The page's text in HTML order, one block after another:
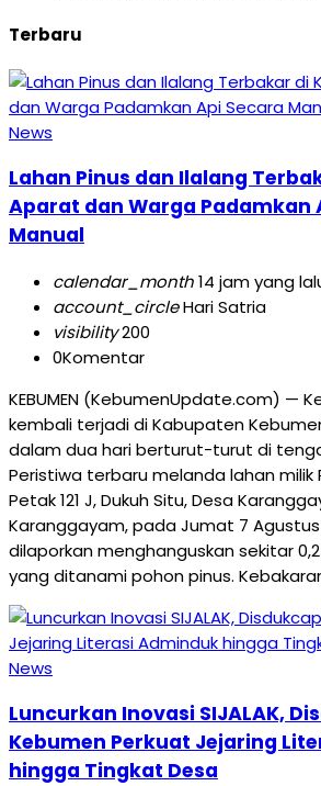
Terbaru
News
Lahan Pinus dan Ilalang
Aparat dan Warga Padamkan
Manual
calendar_month14 jam yang
account_circleHari Satria
visibility200
0Komentar
KEBUMEN (KebumenUpdate.com) —
kembali terjadi di Kabupaten
dalam dua hari berturut-turut di
Peristiwa terbaru melanda lahan milik
Petak 121 J, Dukuh Situ, Desa
Karanggayam, pada Jumat 7 Agustus
dilaporkan menghanguskan sekitar
yang ditanami pohon pinus.
News
Luncurkan Inovasi SIJALAK,
Kebumen Perkuat Jejaring
hingga Tingkat Desa